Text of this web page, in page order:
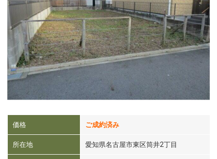
価格 ご成約済み
所在地 愛知県名古屋市東区筒井2丁目